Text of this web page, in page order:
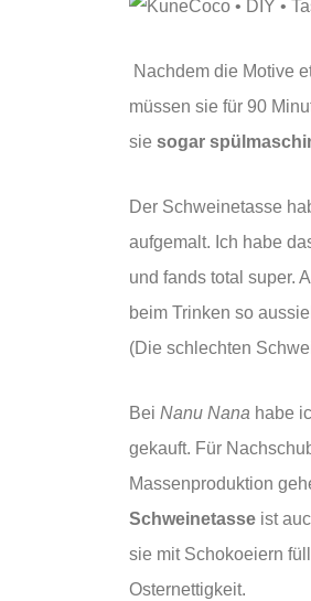
Nachdem die Motive
müssen sie für 90
sie sogar
Der Schweinetasse
aufgemalt. Ich habe
und fands total super.
beim Trinken so
(Die schlechten
Bei Nanu Nana habe
gekauft. Für
Massenproduktion
Schweinetasse ist
sie mit Schokoeiern
Osternettigkeit.